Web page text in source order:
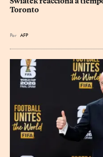
Toronto
Por AFP